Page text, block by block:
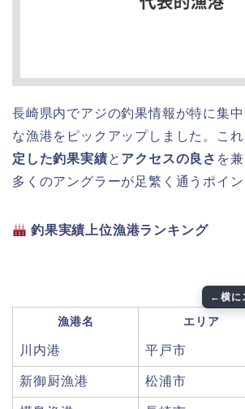
長崎県内でアジの釣果情報が特に集
な漁港をピックアップしました。こ
定した釣果実績と アクセスの良さ を
多くのアングラーが足繁く通うポイン
釣果実績上位漁港ランキング
漁港名 エリア
川内港 平戸市
新御厨漁港 松浦市